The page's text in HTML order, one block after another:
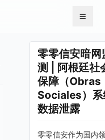
零零信安暗网
测 | 阿根廷社
保障（Obras
Sociales）系
数据泄露
零零信安作为国内